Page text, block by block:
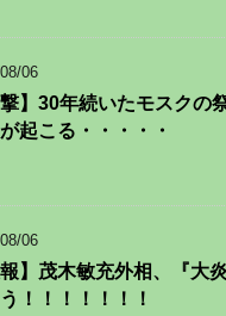
06
撃】30年続いたモスクの
起こる・・・・・
06
報】茂木敏充外相、『大
！！！！！！！